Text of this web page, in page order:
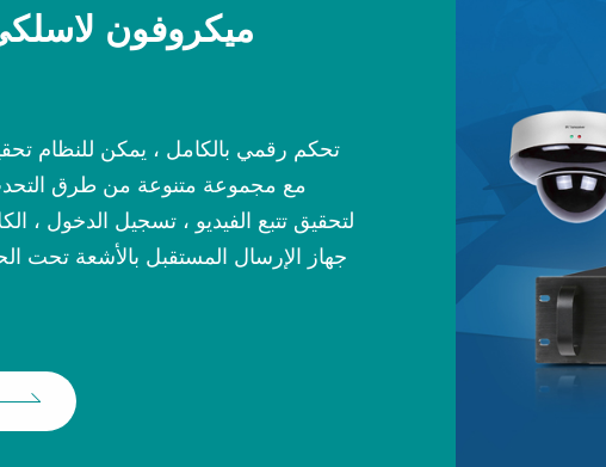
ميكروفون
تحكم رقمي بالكامل ، يمكن للنظام
مع مجموعة متنوعة من طرق
لتحقيق تتبع الفيديو ، تسجيل الدخول ،
جهاز الإرسال المستقبل بالأشعة تحت